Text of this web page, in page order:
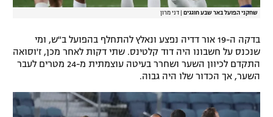
שחקני הפועל באר שבע חוגגים דני מרון
בדקה ה-19 אור דדיה נפצע ונאלץ להתחלף בהפועל ב"ש, ומי
שנכנס על חשבונו היה דוד קלטינס. שתי דקות לאחר מכן, ז'וסואה
התקדם לכיוון השער ושחרר בעיטה עוצמתית מ-24 מטרים לעבר
השער, אך הכדור שלו היה גבוה.